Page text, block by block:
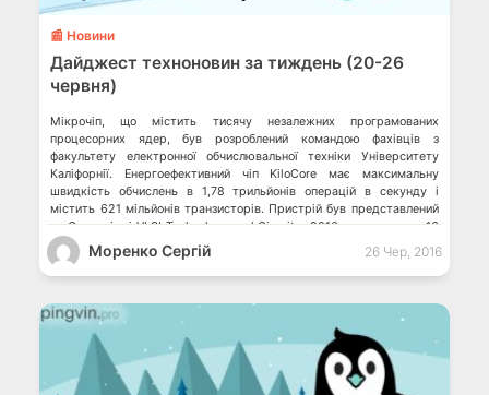
📰 Новини
Дайджест техноновин за тиждень (20-26
червня)
Мікрочіп, що містить тисячу незалежних програмованих
процесорних ядер, був розроблений командою фахівців з
факультету електронної обчислювальної техніки Університету
Каліфорнії. Енергоефективний чіп KiloCore має максимальну
швидкість обчислень в 1,78 трильйонів операцій в секунду і
містить 621 мільйонів транзисторів. Пристрій був представлений
на Симпозіумі VLSI Technology and Circuits 2016, що проходив 16
червня на Гонолулу. Дізнатися більше… […]
Моренко Сергій 26 Чер, 2016